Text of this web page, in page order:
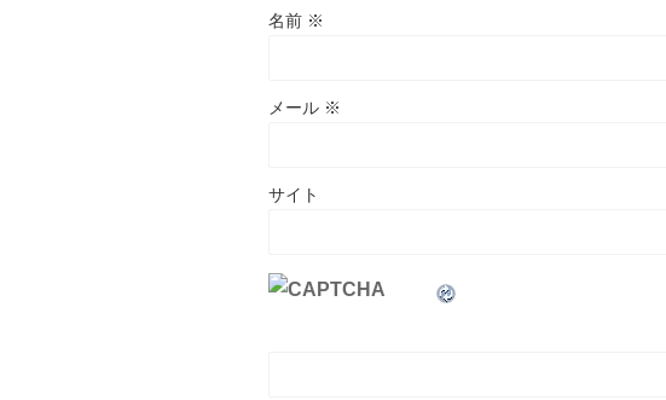
名前 ※
メール ※
サイト